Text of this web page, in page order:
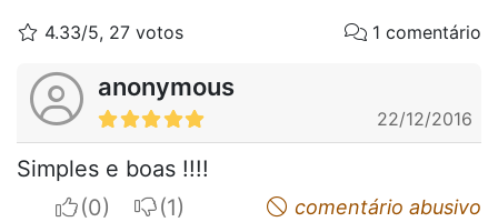
4.33/5, 27 votos 1 comentário
anonymous
22/12/2016
Simples e boas !!!!
I apreciateI do not appreciatecomentário abusivo